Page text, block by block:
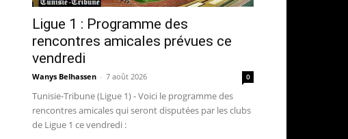
Ligue 1 : Programme des
rencontres amicales prévues ce
vendredi
Wanys Belhassen - 7 août 2026 0
Tunisie-Tribune (Ligue 1) - Voici le programme des
rencontres amicales qui seront disputées par les clubs
de Ligue 1 ce vendredi :